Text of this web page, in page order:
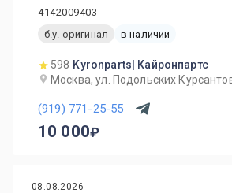
4142009403
б.у. оригинал
в наличии
598 Kyronparts| Кайронпартс
Москва, ул. Подольских
(919) 771-25-55
10 000
08.08.2026